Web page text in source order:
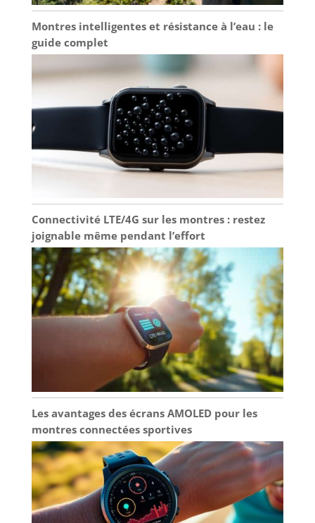
Montres intelligentes et résistance à l’eau : le
guide complet
Connectivité LTE/4G sur les montres : restez
joignable même pendant l’effort
Les avantages des écrans AMOLED pour les
montres connectées sportives